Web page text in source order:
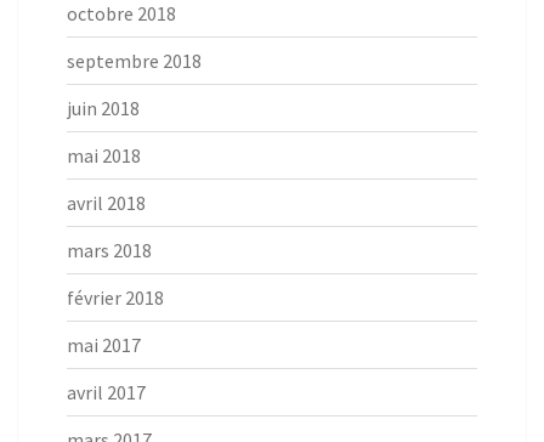
octobre 2018
septembre 2018
juin 2018
mai 2018
avril 2018
mars 2018
février 2018
mai 2017
avril 2017